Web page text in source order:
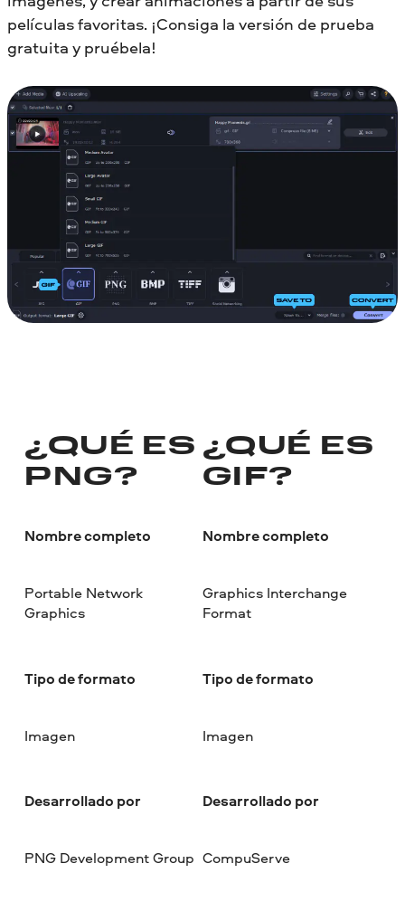
películas favoritas. ¡Consiga la versión de prueba
gratuita y pruébela!
¿QUÉ ES
PNG?
Nombre completo
Portable Network
Graphics
Tipo de formato
Imagen
Desarrollado por
PNG Development Group
¿QUÉ ES
GIF?
Nombre completo
Graphics Interchange
Format
Tipo de formato
Imagen
Desarrollado por
CompuServe